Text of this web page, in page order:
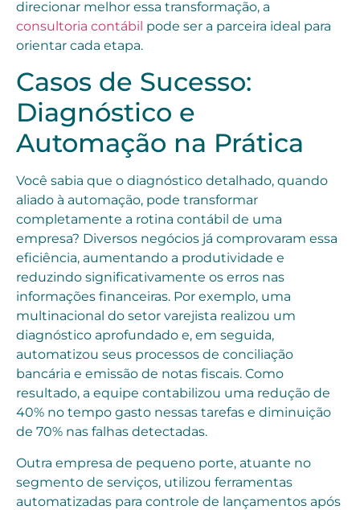
direcionar melhor essa transformação, a
consultoria contábil pode ser a parceira ideal para
orientar cada etapa.
Casos de Sucesso:
Diagnóstico e
Automação na Prática
Você sabia que o diagnóstico detalhado, quando
aliado à automação, pode transformar
completamente a rotina contábil de uma
empresa? Diversos negócios já comprovaram essa
eficiência, aumentando a produtividade e
reduzindo significativamente os erros nas
informações financeiras. Por exemplo, uma
multinacional do setor varejista realizou um
diagnóstico aprofundado e, em seguida,
automatizou seus processos de conciliação
bancária e emissão de notas fiscais. Como
resultado, a equipe contabilizou uma redução de
40% no tempo gasto nessas tarefas e diminuição
de 70% nas falhas detectadas.
Outra empresa de pequeno porte, atuante no
segmento de serviços, utilizou ferramentas
automatizadas para controle de lançamentos após